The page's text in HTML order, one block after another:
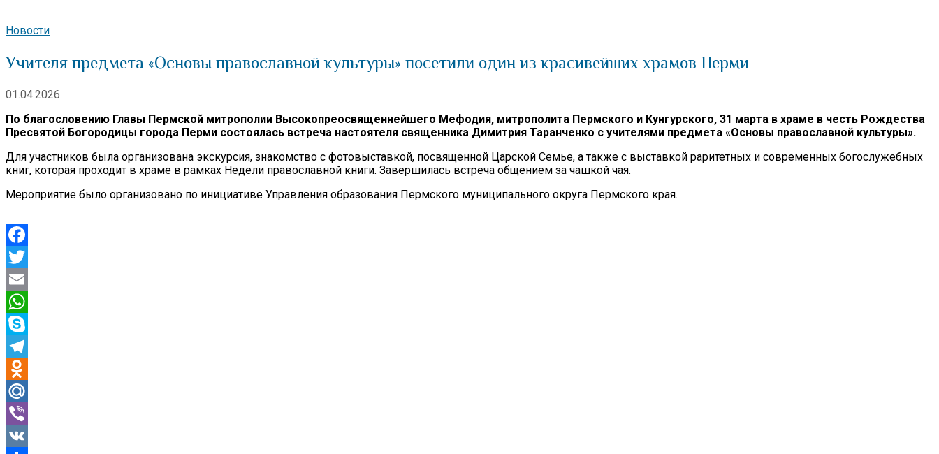
Новости
Учителя предмета «Основы православной культуры» посетили один из красивейших храмов Перми
01.04.2026
По благословению Главы Пермской митрополии Высокопреосвященнейшего Мефодия, митрополита Пермского и Кунгурского, 31 марта в храме в честь Рождества
Пресвятой Богородицы города Перми состоялась встреча настоятеля священника Димитрия Таранченко с учителями предмета «Основы православной культуры».
Для участников была организована экскурсия, знакомство с фотовыставкой, посвященной Царской Семье, а также с выставкой раритетных и современных богослужебных
книг, которая проходит в храме в рамках Недели православной книги. Завершилась встреча общением за чашкой чая.
Мероприятие было организовано по инициативе Управления образования Пермского муниципального округа Пермского края.
Facebook
Twitter
Email
WhatsApp
Skype
Telegram
Odnoklassniki
Mail.Ru
Viber